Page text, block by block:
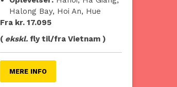
Halong Bay, Hoi An, Hue
Fra kr. 17.095
( ekskl.fly til/fra Vietnam )
MERE INFO